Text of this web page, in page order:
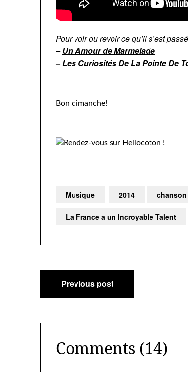
Pour voir ou revoir ce qu’il s’est
–Un Amour de Marmelade
–Les Curiosités De La Pointe De
Bon dimanche!
Musique 2014 chanson
La France a un Incroyable Talent
Navigation
de
l’article
Previous post
Comments (14)